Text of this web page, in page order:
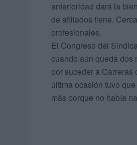
anterioridad dará la
de afiliados tiene.
profesionales.
El Congreso del
cuando aún queda dos
por suceder a
última ocasión tuvo
más porque no había